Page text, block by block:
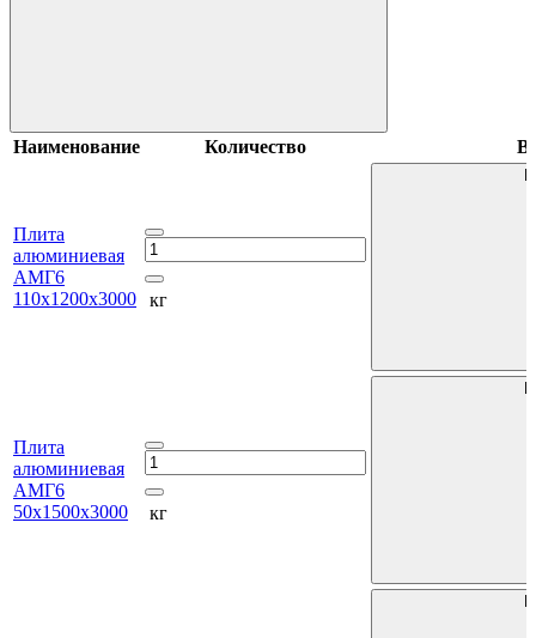
Наименование Количество В
Плита
алюминиевая
АМГ6
110х1200х3000
кг
Плита
алюминиевая
АМГ6
50х1500х3000
кг